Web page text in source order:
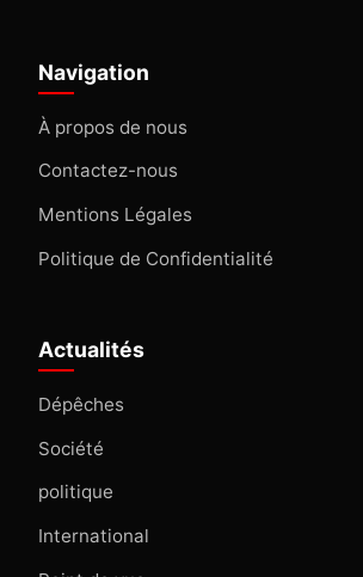
Navigation
À propos de nous
Contactez-nous
Mentions Légales
Politique de Confidentialité
Actualités
Dépêches
Société
politique
International